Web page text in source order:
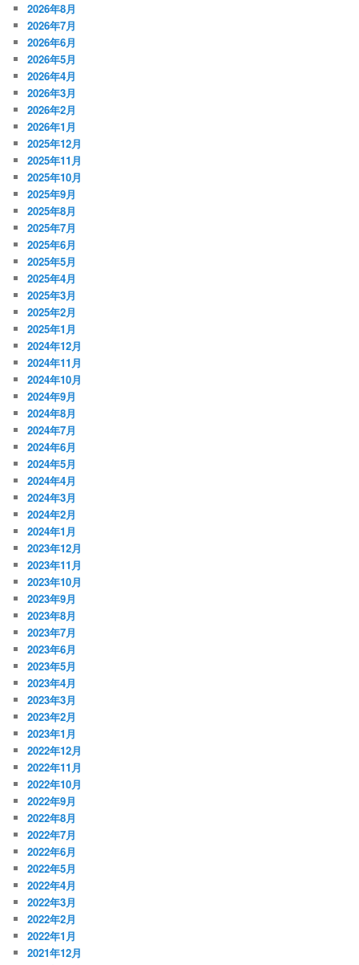
2026年8月
2026年7月
2026年6月
2026年5月
2026年4月
2026年3月
2026年2月
2026年1月
2025年12月
2025年11月
2025年10月
2025年9月
2025年8月
2025年7月
2025年6月
2025年5月
2025年4月
2025年3月
2025年2月
2025年1月
2024年12月
2024年11月
2024年10月
2024年9月
2024年8月
2024年7月
2024年6月
2024年5月
2024年4月
2024年3月
2024年2月
2024年1月
2023年12月
2023年11月
2023年10月
2023年9月
2023年8月
2023年7月
2023年6月
2023年5月
2023年4月
2023年3月
2023年2月
2023年1月
2022年12月
2022年11月
2022年10月
2022年9月
2022年8月
2022年7月
2022年6月
2022年5月
2022年4月
2022年3月
2022年2月
2022年1月
2021年12月